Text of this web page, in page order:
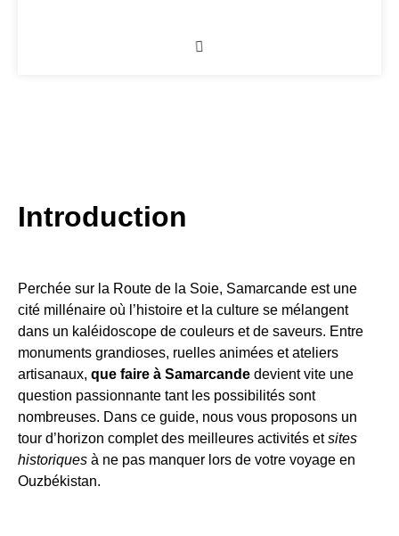
Introduction
Perchée sur la Route de la Soie, Samarcande est une
cité millénaire où l’histoire et la culture se mélangent
dans un kaléidoscope de couleurs et de saveurs. Entre
monuments grandioses, ruelles animées et ateliers
artisanaux, que faire à Samarcande devient vite une
question passionnante tant les possibilités sont
nombreuses. Dans ce guide, nous vous proposons un
tour d’horizon complet des meilleures activités etsites
historiques à ne pas manquer lors de votre voyage en
Ouzbékistan.